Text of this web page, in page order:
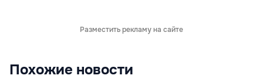
Разместить рекламу на сайте
Похожие новости